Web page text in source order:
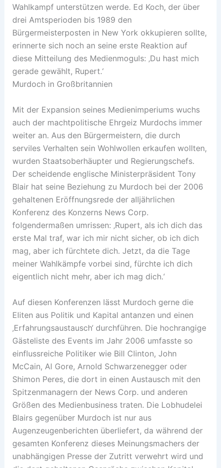
Wahlkampf unterstützen werde. Ed Koch, der über
drei Amtsperioden bis 1989 den
Bürgermeisterposten in New York okkupieren sollte,
erinnerte sich noch an seine erste Reaktion auf
diese Mitteilung des Medienmoguls: ‚Du hast mich
gerade gewählt, Rupert.‘
Murdoch in Großbritannien
Mit der Expansion seines Medienimperiums wuchs
auch der machtpolitische Ehrgeiz Murdochs immer
weiter an. Aus den Bürgermeistern, die durch
serviles Verhalten sein Wohlwollen erkaufen wollten,
wurden Staatsoberhäupter und Regierungschefs.
Der scheidende englische Ministerpräsident Tony
Blair hat seine Beziehung zu Murdoch bei der 2006
gehaltenen Eröffnungsrede der alljährlichen
Konferenz des Konzerns News Corp.
folgendermaßen umrissen: ‚Rupert, als ich dich das
erste Mal traf, war ich mir nicht sicher, ob ich dich
mag, aber ich fürchtete dich. Jetzt, da die Tage
meiner Wahlkämpfe vorbei sind, fürchte ich dich
eigentlich nicht mehr, aber ich mag dich.‘
Auf diesen Konferenzen lässt Murdoch gerne die
Eliten aus Politik und Kapital antanzen und einen
‚Erfahrungsaustausch‘ durchführen. Die hochrangige
Gästeliste des Events im Jahr 2006 umfasste so
einflussreiche Politiker wie Bill Clinton, John
McCain, Al Gore, Arnold Schwarzenegger oder
Shimon Peres, die dort in einen Austausch mit den
Spitzenmanagern der News Corp. und anderen
Größen des Medienbusiness traten. Die Lobhudelei
Blairs gegenüber Murdoch ist nur aus
Augenzeugenberichten überliefert, da während der
gesamten Konferenz dieses Meinungsmachers der
unabhängigen Presse der Zutritt verwehrt wird und